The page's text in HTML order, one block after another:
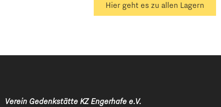
Hier geht es zu allen Lagern
Verein Gedenkstätte KZ Engerhafe e.V.